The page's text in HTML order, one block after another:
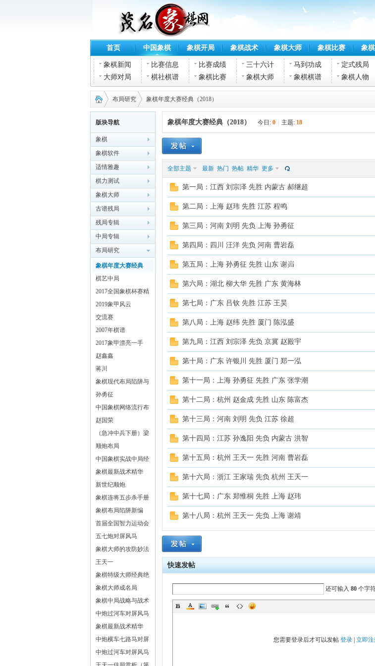
首页 中国象棋 象棋开局 象棋战术 象棋大师 象棋比赛 象
象棋新闻 比赛信息 比赛成绩 三十六计 马到功成 定式残局
大师对局
棋社棋谱 象棋比赛 象棋大师 象棋棋谱 象棋人物
茂名
象棋
网
›
布局研究 象棋年度大赛经典（2018）
版块导航
象棋
象棋软件
适情雅趣
棋力测试
象棋大师
古谱残局
残局专辑
中局专辑
布局研究
象棋年度大赛经典
（2018）
棋艺中局
2017全国象棋杯赛精
彩对局解析
2019象甲风云
交流赛
2007年棋谱
2017象甲漂亮一手
赵鑫鑫
蒋川
象棋现代布局陷阱与
对策 (黄少龙编着)
孙勇征
中国象棋网络流行布
局探秘
赵国荣
（急冲中兵下册）梁
文斌
顺炮布局
中国象棋实战中局经
典
象棋最新战术精华
(二)
新世纪顺炮
象棋连将五步杀手册
象棋布局陷阱新编
首届全国智力运动会
象棋赛对局精解
五七炮对屏风马
象棋大师的攻防妙法
王天一
象棋特级大师经典绝
活
象棋大师成名局
象棋中局战略与战术
中炮过河车对屏风马
平炮兑车
象棋最新战术精华
(五)
中炮横车七路马对屏
风马全盘战术
中炮过河车对屏风马
象棋年度大赛经典（2018） 今日: 0 主题: 18
全部主题 最新 热门 热帖 精华 更多
第一局：江西 刘宗泽 先胜 内蒙古 郝继超
第二局：上海 赵玮 先胜 江苏 程鸣
第三局：河南 刘明 先负 上海 孙勇征
第四局：四川 汪洋 先负 河南 曹岩磊
第五局：上海 孙勇征 先胜 山东 谢岿
第六局：湖北 柳大华 先胜 广东 黄海林
第七局：广东 吕钦 先胜 江苏 王昊
第八局：上海 赵纬 先胜 厦门 陈泓盛
第九局：江西 刘宗泽 先负 京冀 赵殿宇
第十局：广东 许银川 先胜 厦门 郑一泓
第十一局：上海 孙勇征 先胜 广东 张学潮
第十二局：杭州 赵金成 先胜 山东 陈富杰
第十三局：河南 刘明 先负 江苏 徐超
第十四局：江苏 孙逸阳 先负 内蒙古 洪智
第十五局：杭州 王天一 先胜 河南 曹岩磊
第十六局：浙江 王家瑞 先负 杭州 王天一
第十七局：广东 郑惟桐 先胜 上海 赵玮
第十八局：杭州 王天一 先负 上海 谢靖
快速发帖
还可输入 80 个字
您需要登录后才可以发帖 登录 立即